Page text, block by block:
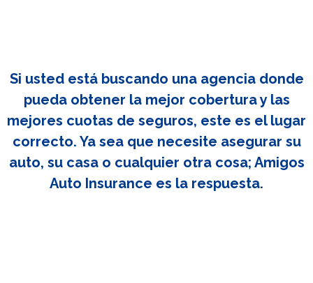
Si usted está buscando una agencia donde
pueda obtener la mejor cobertura y las
mejores cuotas de seguros, este es el lugar
correcto. Ya sea que necesite asegurar su
auto, su casa o cualquier otra cosa; Amigos
Auto Insurance es la respuesta.